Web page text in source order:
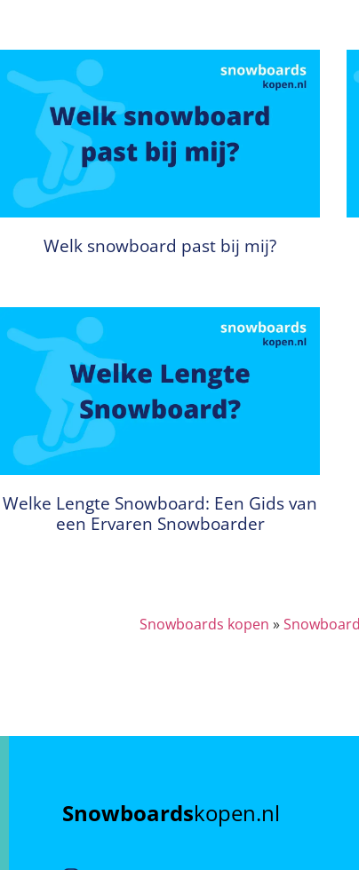
Welk snowboard past bij mij?
Welke Lengte Snowboard: Een Gids van
een Ervaren Snowboarder
Snowboards kopen »
Snowboardskopen.nl